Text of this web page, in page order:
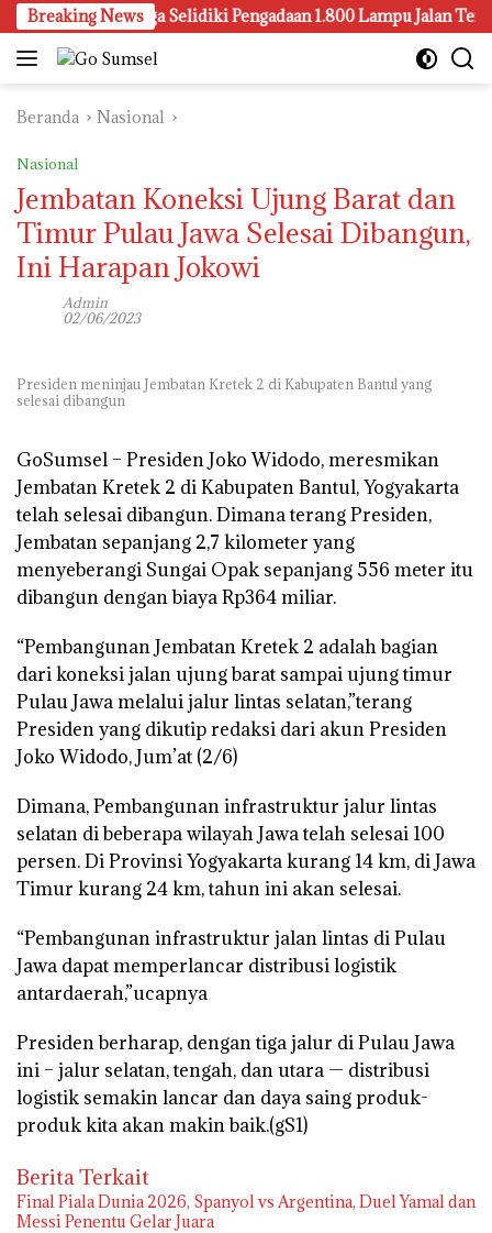
Langsung
ke
konten
Breaking News
Palembang Juga Selidiki Pengadaan 1.800 Lampu Jalan
Beranda Nasional
Nasional
Jembatan Koneksi Ujung Barat dan
Timur Pulau Jawa Selesai Dibangun,
Ini Harapan Jokowi
Admin
02/06/2023
Presiden meninjau Jembatan Kretek 2 di Kabupaten Bantul yang
selesai dibangun
GoSumsel – Presiden Joko Widodo, meresmikan
Jembatan Kretek 2 di Kabupaten Bantul, Yogyakarta
telah selesai dibangun. Dimana terang Presiden,
Jembatan sepanjang 2,7 kilometer yang
menyeberangi Sungai Opak sepanjang 556 meter itu
dibangun dengan biaya Rp364 miliar.
“Pembangunan Jembatan Kretek 2 adalah bagian
dari koneksi jalan ujung barat sampai ujung timur
Pulau Jawa melalui jalur lintas selatan,”terang
Presiden yang dikutip redaksi dari akun Presiden
Joko Widodo, Jum’at (2/6)
Dimana, Pembangunan infrastruktur jalur lintas
selatan di beberapa wilayah Jawa telah selesai 100
persen. Di Provinsi Yogyakarta kurang 14 km, di Jawa
Timur kurang 24 km, tahun ini akan selesai.
“Pembangunan infrastruktur jalan lintas di Pulau
Jawa dapat memperlancar distribusi logistik
antardaerah,”ucapnya
Presiden berharap, dengan tiga jalur di Pulau Jawa
ini – jalur selatan, tengah, dan utara — distribusi
logistik semakin lancar dan daya saing produk-
produk kita akan makin baik.(gS1)
Berita Terkait
Final Piala Dunia 2026, Spanyol vs Argentina, Duel Yamal dan
Messi Penentu Gelar Juara